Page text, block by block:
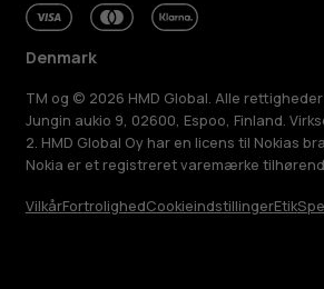
Denmark
TM og © 2026 HMD Global. Alle
Jungin aukio 9, 02600, Espoo, Finland.
2. HMD Global Oy har en licens til Nokias
Nokia er et registreret varemærke
VilkårFortrolighedCookieindstillingerEtik